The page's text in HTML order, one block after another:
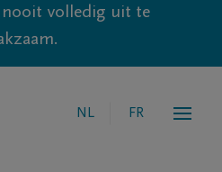
nooit volledig uit te
NL FR